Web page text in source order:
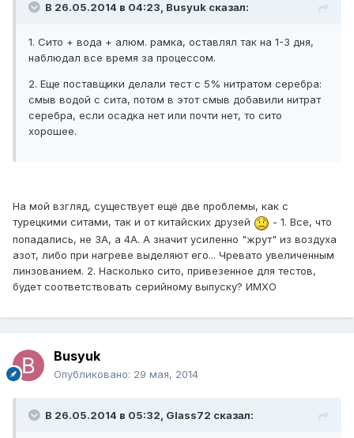
В 26.05.2014 в 04:23, Busyuk сказал:
1. Сито + вода + алюм. рамка, оставлял так на 1-3 дня,
наблюдал все время за процессом.
2. Еще поставщики делали тест с 5% нитратом серебра:
смыв водой с сита, потом в этот смыв добавили нитрат
серебра, если осадка нет или почти нет, то сито
хорошее.
На мой взгляд, существует ещё две проблемы, как с
турецкими ситами, так и от китайских друзей
- 1. Все, что
попадались, не 3А, а 4А. А значит усиленно "жрут" из воздуха
азот, либо при нагреве выделяют его... Чревато увеличенным
линзованием. 2. Насколько сито, привезенное для тестов,
будет соответствовать серийному выпуску? ИМХО
Busyuk
Опубликовано: 29 мая, 2014
В 26.05.2014 в 05:32, Glass72 сказал: